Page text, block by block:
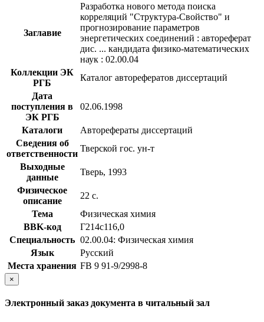
Заглавие
Разработка нового метода поиска
корреляций "Структура-Свойство" и
прогнозирование параметров
энергетических соединений : автореферат
дис. ... кандидата физико-математических
наук : 02.00.04
Коллекции ЭК
РГБ
Каталог авторефератов диссертаций
Дата
поступления в
ЭК РГБ
02.06.1998
Каталоги
Авторефераты диссертаций
Сведения об
ответственности
Тверской гос. ун-т
Выходные
данные
Тверь, 1993
Физическое
описание
22 с.
Тема
Физическая химия
BBK-код
Г214с116,0
Специальность 02.00.04: Физическая химия
Язык
Русский
Места хранения FB 9 91-9/2998-8
×
Электронный заказ документа в читальный зал